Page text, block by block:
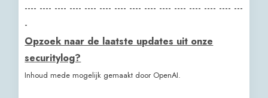
---- ---- ---- ---- ---- ---- ---- ---- ---- ---- ---- ---- ---- ---- ---
-
Opzoek naar de laatste updates uit onze
securitylog?
Inhoud mede mogelijk gemaakt door OpenAI.